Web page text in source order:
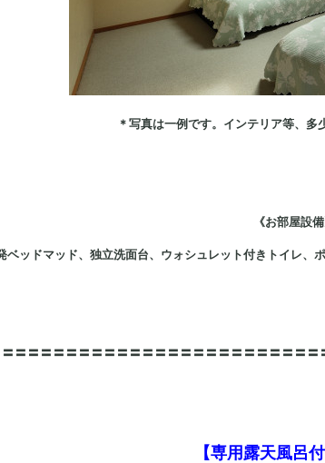
＊写真は一例です。インテリア等、多
《お部屋設備
ベッドマッド、独立洗面台、ウォシュレット付きトイレ
〓〓〓〓〓〓〓〓〓〓〓〓〓〓〓〓〓〓〓〓〓〓〓
【専用露天風呂